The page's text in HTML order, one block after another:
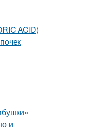
ACID)
и